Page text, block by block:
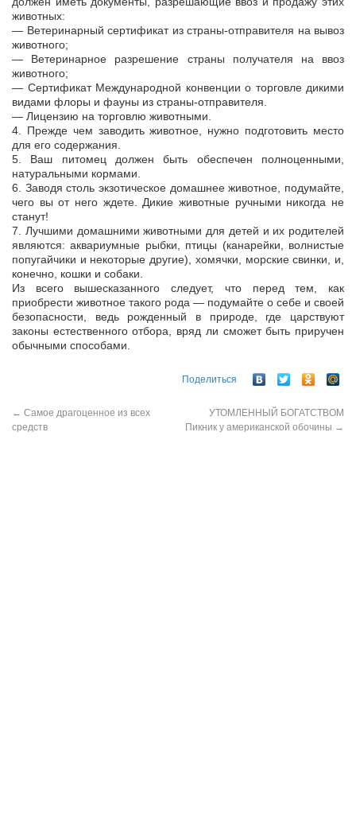
животных:
— Ветеринарный сертификат из страны-отправителя на вывоз
животного;
— Ветеринарное разрешение страны получателя на ввоз
животного;
— Сертификат Международной конвенции о торговле дикими
видами флоры и фауны из страны-отправителя.
— Лицензию на торговлю животными.
4. Прежде чем заводить животное, нужно подготовить место
для его содержания.
5. Ваш питомец должен быть обеспечен полноценными,
натуральными кормами.
6. Заводя столь экзотическое домашнее животное, подумайте,
чего вы от него ждете. Дикие животные ручными никогда не
станут!
7. Лучшими домашними животными для детей и их родителей
являются: аквариумные рыбки, птицы (канарейки, волнистые
попугайчики и некоторые другие), хомячки, морские свинки, и,
конечно, кошки и собаки.
Из всего вышесказанного следует, что перед тем, как
приобрести животное такого рода — подумайте о себе и своей
безопасности, ведь рожденный в природе, где царствуют
законы естественного отбора, вряд ли сможет быть приручен
обычными способами.
Поделиться
← Самое драгоценное из всех
средств
УТОМЛЕННЫЙ БОГАТСТВОМ
Пикник у американской обочины →